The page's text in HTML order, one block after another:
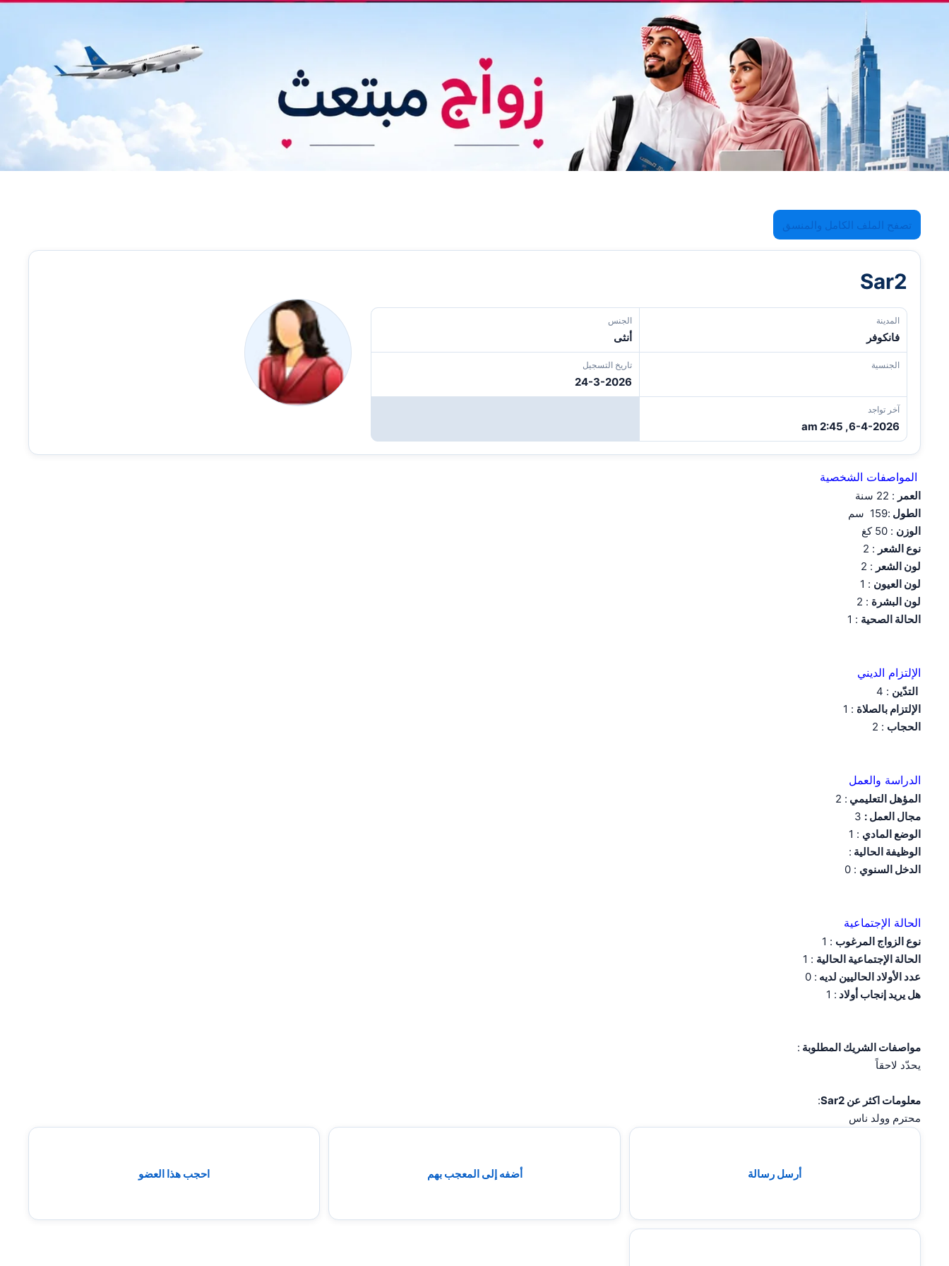
تصفح الملف الكامل والمنسق
Sar2
المدينة
فانكوفر
الجنس
أنثى
الجنسية تاريخ التسجيل
24-3-2026
آخر تواجد
6-4-2026, 2:45 am
المواصفات الشخصية
العمر : 22 سنة
الطول :159 سم
الوزن : 50 كغ
نوع الشعر : 2
لون الشعر : 2
لون العيون : 1
لون البشرة : 2
الحالة الصحية : 1
الإلتزام الديني
التدّين : 4
الإلتزام بالصلاة : 1
الحجاب : 2
الدراسة والعمل
المؤهل التعليمي : 2
مجال العمل :
الوضع المادي : 1
الوظيفة الحالية :
الدخل السنوي : 0
الحالة الإجتماعية
نوع الزواج المرغوب : 1
الحالة الإجتماعية الحالية : 1
عدد الأولاد الحاليين لديه : 0
هل يريد إنجاب أولاد : 1
مواصفات الشريك المطلوبة :
يحدّد لاحقاً
معلومات اكثر عن Sar2
:
محترم وولد ناس
أرسل رسالة أضفه إلى المعجب بهم احجب هذا العضو